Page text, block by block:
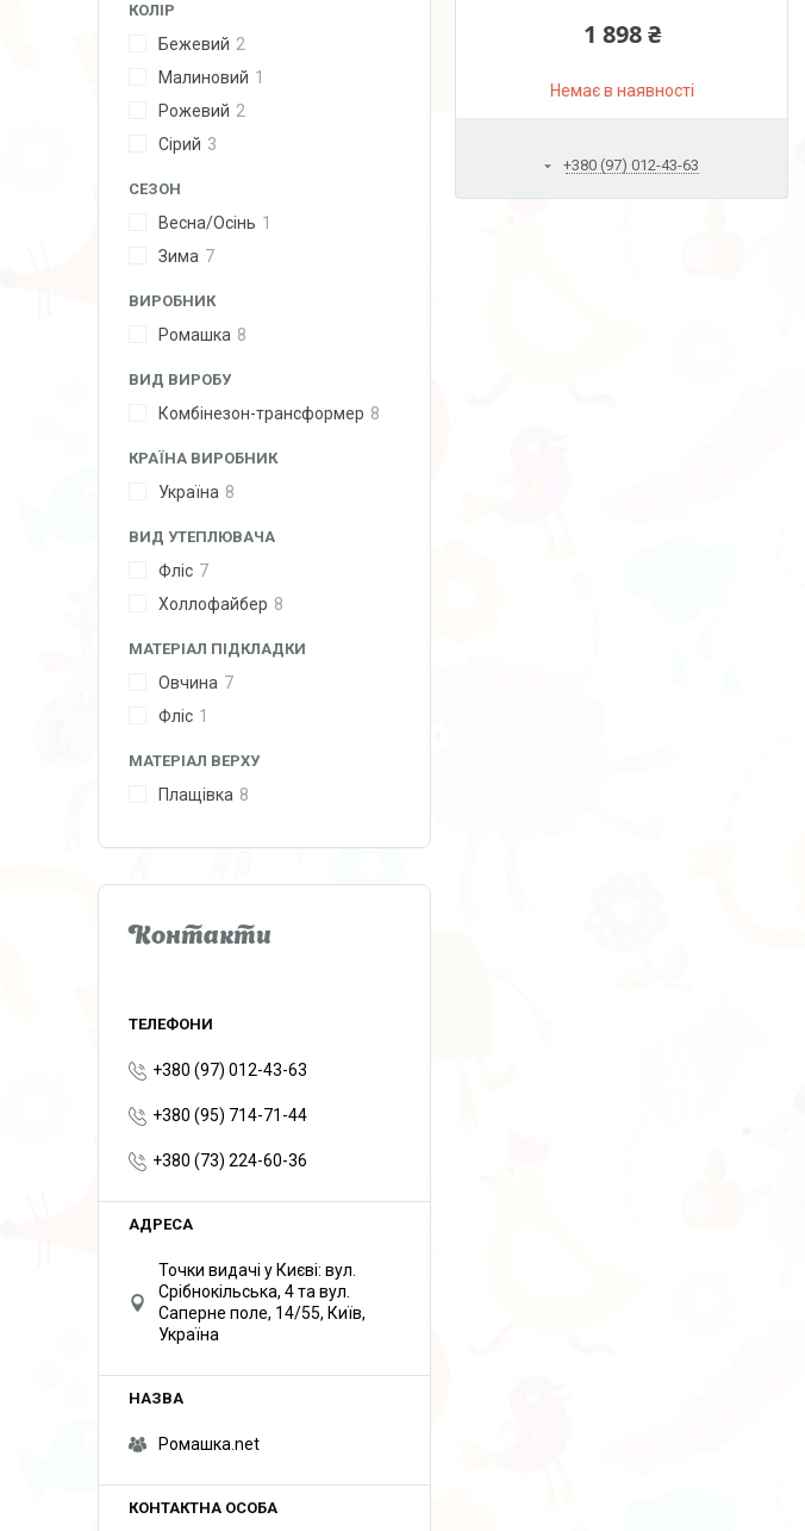
Сірий
1 898 ₴
Немає в наявності
+380 (97) 012-43-63
КОЛІР
Бежевий 2
Малиновий 1
Рожевий 2
Сірий 3
СЕЗОН
Весна/Осінь 1
Зима 7
ВИРОБНИК
Ромашка 8
ВИД ВИРОБУ
Комбінезон-трансформер 8
КРАЇНА ВИРОБНИК
Україна 8
ВИД УТЕПЛЮВАЧА
Фліс 7
Холлофайбер 8
МАТЕРІАЛ ПІДКЛАДКИ
Овчина 7
Фліс 1
МАТЕРІАЛ ВЕРХУ
Плащівка 8
Контакти
+380 (97) 012-43-63
+380 (95) 714-71-44
+380 (73) 224-60-36
Точки видачі у Києві: вул.
Срібнокільська, 4 та вул.
Саперне поле, 14/55, Київ,
Україна
Ромашка.net